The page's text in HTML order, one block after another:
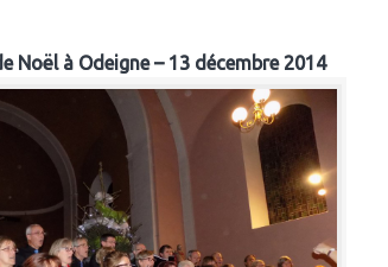
Noël à Odeigne – 13 décembre 2014